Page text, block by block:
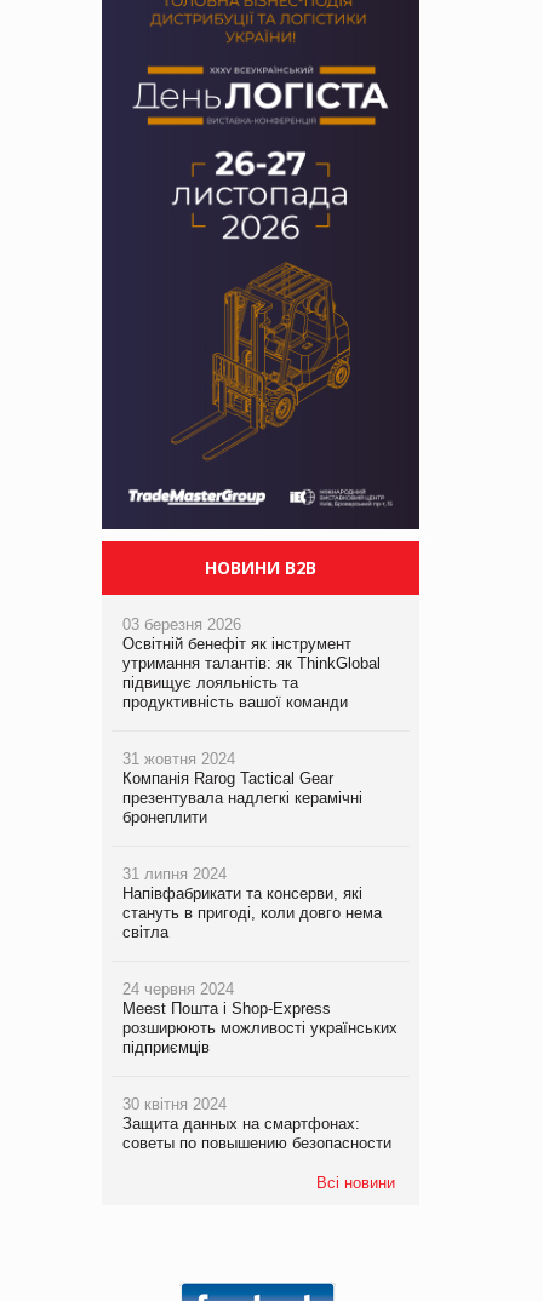
НОВИНИ B2B
03 березня 2026
Освітній бенефіт як інструмент
утримання талантів: як ThinkGlobal
підвищує лояльність та
продуктивність вашої команди
31 жовтня 2024
Компанія Rarog Tactical Gear
презентувала надлегкі керамічні
бронеплити
31 липня 2024
Напівфабрикати та консерви, які
стануть в пригоді, коли довго нема
світла
24 червня 2024
Meest Пошта і Shop-Express
розширюють можливості українських
підприємців
30 квітня 2024
Защита данных на смартфонах:
советы по повышению безопасности
Всі новини